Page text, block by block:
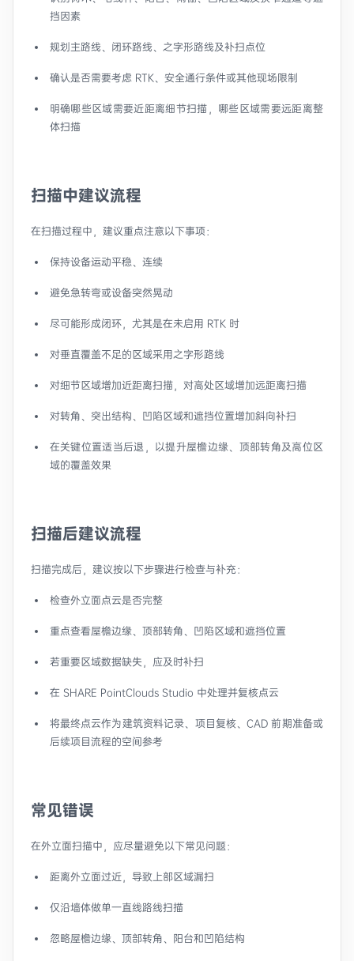
挡因素
规划主路线、闭环路线、之字形路线及补扫点位
确认是否需要考虑 RTK、安全通行条件或其他现场限制
明确哪些区域需要近距离细节扫描，哪些区域需要远距离整
体扫描
扫描中建议流程
在扫描过程中，建议重点注意以下事项：
保持设备运动平稳、连续
避免急转弯或设备突然晃动
尽可能形成闭环，尤其是在未启用 RTK 时
对垂直覆盖不足的区域采用之字形路线
对细节区域增加近距离扫描，对高处区域增加远距离扫描
对转角、突出结构、凹陷区域和遮挡位置增加斜向补扫
在关键位置适当后退，以提升屋檐边缘、顶部转角及高位区
域的覆盖效果
扫描后建议流程
扫描完成后，建议按以下步骤进行检查与补充：
检查外立面点云是否完整
重点查看屋檐边缘、顶部转角、凹陷区域和遮挡位置
若重要区域数据缺失，应及时补扫
在 SHARE PointClouds Studio 中处理并复核点云
将最终点云作为建筑资料记录、项目复核、CAD 前期准备或
后续项目流程的空间参考
常见错误
在外立面扫描中，应尽量避免以下常见问题：
距离外立面过近，导致上部区域漏扫
仅沿墙体做单一直线路线扫描
忽略屋檐边缘、顶部转角、阳台和凹陷结构